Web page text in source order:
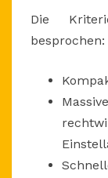
Die
besprochen: